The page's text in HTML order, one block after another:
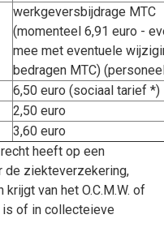
werkgeversbijdrage MTC
(momenteel 6,91 euro -
mee met eventuele
bedragen MTC)
6,50 euro (sociaal tarief *)
2,50 euro
3,60 euro
heeft op een
de ziekteverzekering,
van het O.C.M.W. of
of in collecteieve